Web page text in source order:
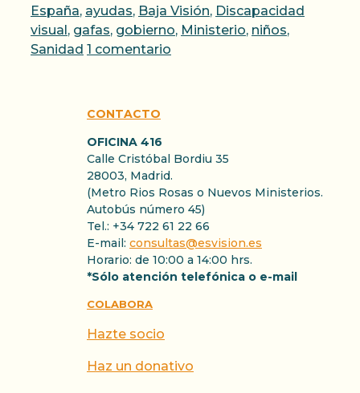
España, ayudas, Baja Visión, Discapacidad
visual, gafas, gobierno, Ministerio, niños,
Sanidad 1 comentario
CONTACTO
OFICINA 416
Calle Cristóbal Bordiu 35
28003, Madrid.
(Metro Rios Rosas o Nuevos Ministerios.
Autobús número 45)
Tel.: +34 722 61 22 66
E-mail: consultas@esvision.es
Horario: de 10:00 a 14:00 hrs.
*Sólo atención telefónica o e-mail
COLABORA
Hazte socio
Haz un donativo